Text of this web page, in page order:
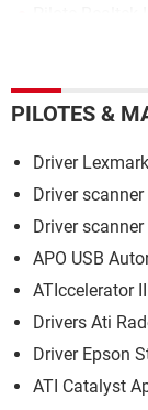
Pilote Realtek
Pilote manette
PILOTES &
Driver
Driver
Driver
APO USB
ATIccelerator II
Drivers Ati
Driver Epson
ATI Catalyst